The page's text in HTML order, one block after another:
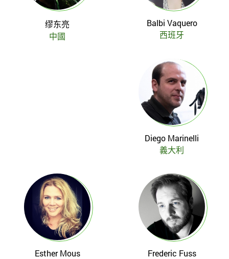
缪东亮
中國
Balbi Vaquero
西班牙
Diego Marinelli
義大利
Esther Mous
Frederic Fuss